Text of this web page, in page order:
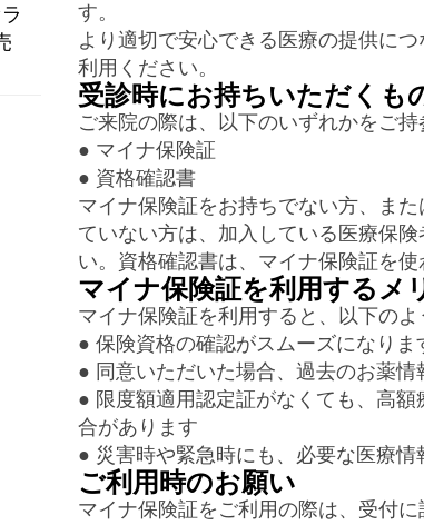
す。
より適切で安心できる医療の提供に
利用ください。
受診時にお持ちいただくも
ご来院の際は、以下のいずれかをご持
● マイナ保険証
● 資格確認書
マイナ保険証をお持ちでない方、ま
ていない方は、加入している医療保
い。資格確認書は、マイナ保険証を
マイナ保険証を利用するメ
マイナ保険証を利用すると、以下のよ
● 保険資格の確認がスムーズになりま
● 同意いただいた場合、過去のお薬
● 限度額適用認定証がなくても、高
合があります
● 災害時や緊急時にも、必要な医療
ご利用時のお願い
マイナ保険証をご利用の際は、受付